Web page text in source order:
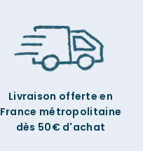
Livraison offerte en
France métropolitaine
dès 50€ d'achat